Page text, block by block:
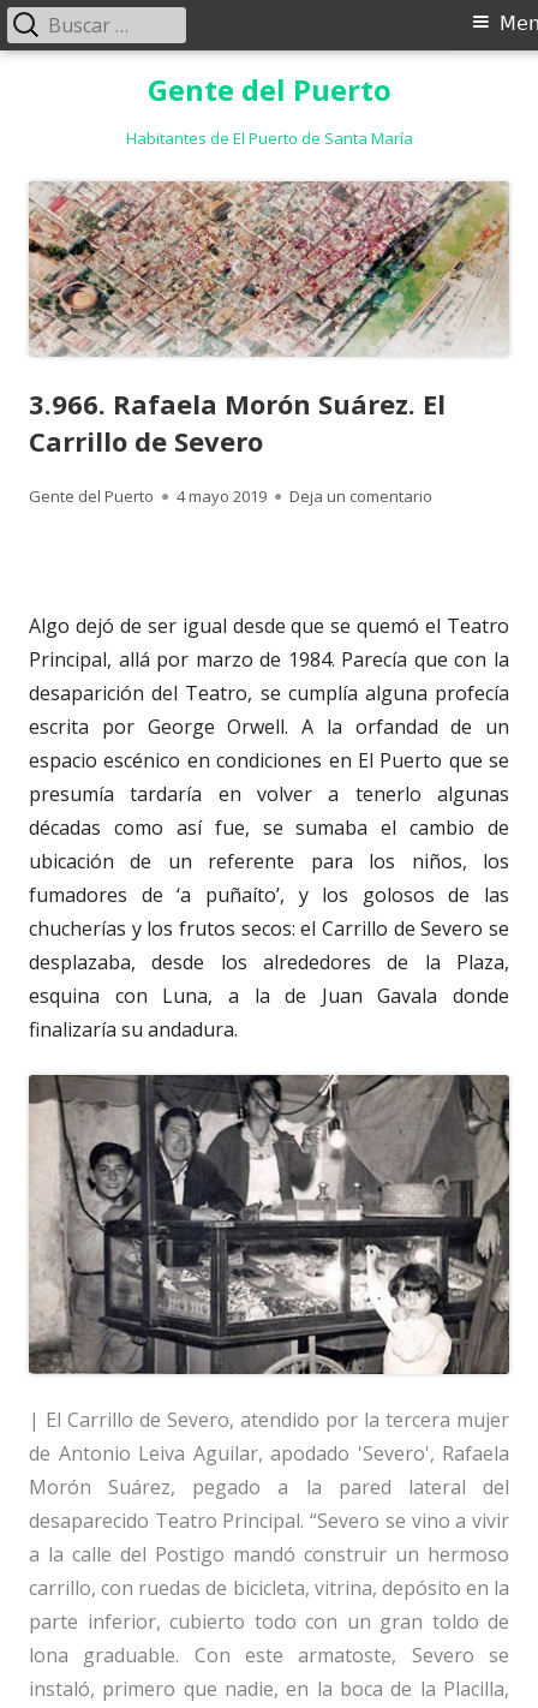
Gente del Puerto
Habitantes de El Puerto de Santa María
Menú
Buscar:
3.966. Rafaela Morón Suárez. El
Carrillo de Severo
Autor
Gente del Puerto
Publicado
4 mayo 2019 Deja un comentario
Algo dejó de ser igual desde que se quemó el Teatro
Principal, allá por marzo de 1984. Parecía que con la
desaparición del Teatro, se cumplía alguna profecía
escrita por George Orwell. A la orfandad de un
espacio escénico en condiciones en El Puerto que se
presumía tardaría en volver a tenerlo algunas
décadas como así fue, se sumaba el cambio de
ubicación de un referente para los niños, los
fumadores de ‘a puñaíto’, y los golosos de las
chucherías y los frutos secos: el Carrillo de Severo se
desplazaba, desde los alrededores de la Plaza,
esquina con Luna, a la de Juan Gavala donde
finalizaría su andadura.
| El Carrillo de Severo, atendido por la tercera mujer
de Antonio Leiva Aguilar, apodado 'Severo', Rafaela
Morón Suárez, pegado a la pared lateral del
desaparecido Teatro Principal. “Severo se vino a vivir
a la calle del Postigo mandó construir un hermoso
carrillo, con ruedas de bicicleta, vitrina, depósito en la
parte inferior, cubierto todo con un gran toldo de
lona graduable. Con este armatoste, Severo se
instaló, primero que nadie, en la boca de la Placilla,